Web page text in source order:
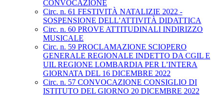
CONVOCAZIONE
Circ. n. 61 FESTIVITÀ NATALIZIE 2022 -
SOSPENSIONE DELL’ATTIVITÀ DIDATTICA
Circ. n. 60 PROVE ATTITUDINALI INDIRIZZO
MUSICALE
Circ. n. 59 PROCLAMAZIONE SCIOPERO
GENERALE REGIONALE INDETTO DA CGIL E
UIL REGIONE LOMBARDIA PER L’INTERA
GIORNATA DEL 16 DICEMBRE 2022
Circ. n. 57 CONVOCAZIONE CONSIGLIO DI
ISTITUTO DEL GIORNO 20 DICEMBRE 2022